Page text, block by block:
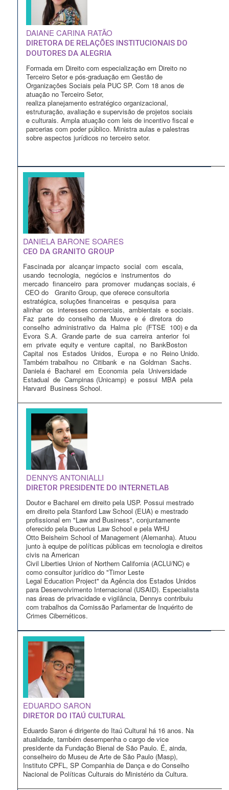
DAIANE CARINA RATÃO
DIRETORA DE RELAÇÕES INSTITUCIONAIS DO
DOUTORES DA ALEGRIA
Formada em Direito com especialização em Direito no
Terceiro Setor e pós-graduação em Gestão de
Organizações Sociais pela PUC SP. Com 18 anos de
atuação no Terceiro Setor,
realiza planejamento estratégico organizacional,
estruturação, avaliação e supervisão de projetos sociais
e culturais. Ampla atuação com leis de incentivo fiscal e
parcerias com poder público. Ministra aulas e palestras
sobre aspectos jurídicos no terceiro setor.
DANIELA BARONE SOARES
CEO DA GRANITO GROUP
Fascinada por alcançar impacto social com escala,
usando tecnologia, negócios e instrumentos do
mercado financeiro para promover mudanças sociais, é
CEO do Granito Group, que oferece consultoria
estratégica, soluções financeiras e pesquisa para
alinhar os interesses comerciais, ambientais e sociais.
Faz parte do conselho da Muove e é diretora do
conselho administrativo da Halma plc (FTSE 100) e da
Evora S.A. Grande parte de sua carreira anterior foi
em private equity e venture capital, no BankBoston
Capital nos Estados Unidos, Europa e no Reino Unido.
Também trabalhou no Citibank e na Goldman Sachs.
Daniela é Bacharel em Economia pela Universidade
Estadual de Campinas (Unicamp) e possui MBA pela
Harvard Business School.
DENNYS ANTONIALLI
DIRETOR PRESIDENTE DO INTERNETLAB
Doutor e Bacharel em direito pela USP. Possui mestrado
em direito pela Stanford Law School (EUA) e mestrado
profissional em "Law and Business", conjuntamente
oferecido pela Bucerius Law School e pela WHU
Otto Beisheim School of Management (Alemanha). Atuou
junto à equipe de políticas públicas em tecnologia e direitos
civis na American
Civil Liberties Union of Northern California (ACLU/NC) e
como consultor jurídico do "Timor Leste
Legal Education Project" da Agência dos Estados Unidos
para Desenvolvimento Internacional (USAID). Especialista
nas áreas de privacidade e vigilância, Dennys contribuiu
com trabalhos da Comissão Parlamentar de Inquérito de
Crimes Cibernéticos.
EDUARDO SARON
DIRETOR DO ITAÚ CULTURAL
Eduardo Saron é dirigente do Itaú Cultural há 16 anos. Na
atualidade, também desempenha o cargo de vice
presidente da Fundação Bienal de São Paulo. É, ainda,
conselheiro do Museu de Arte de São Paulo (Masp),
Instituto CPFL, SP Companhia de Dança e do Conselho
Nacional de Políticas Culturais do Ministério da Cultura.